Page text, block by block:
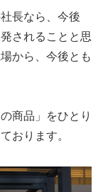
長なら、今後
されることと思
から、今後とも
商品」をひとり
おります。